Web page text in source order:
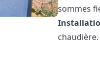
sommes